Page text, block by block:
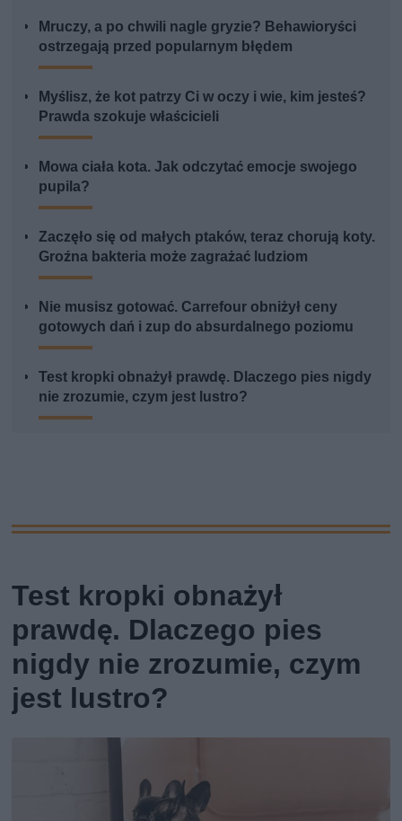
Mruczy, a po chwili nagle gryzie? Behawioryści
ostrzegają przed popularnym błędem
Myślisz, że kot patrzy Ci w oczy i wie, kim jesteś?
Prawda szokuje właścicieli
Mowa ciała kota. Jak odczytać emocje swojego
pupila?
Zaczęło się od małych ptaków, teraz chorują koty.
Groźna bakteria może zagrażać ludziom
Nie musisz gotować. Carrefour obniżył ceny
gotowych dań i zup do absurdalnego poziomu
Test kropki obnażył prawdę. Dlaczego pies nigdy
nie zrozumie, czym jest lustro?
Test kropki obnażył
prawdę. Dlaczego pies
nigdy nie zrozumie, czym
jest lustro?